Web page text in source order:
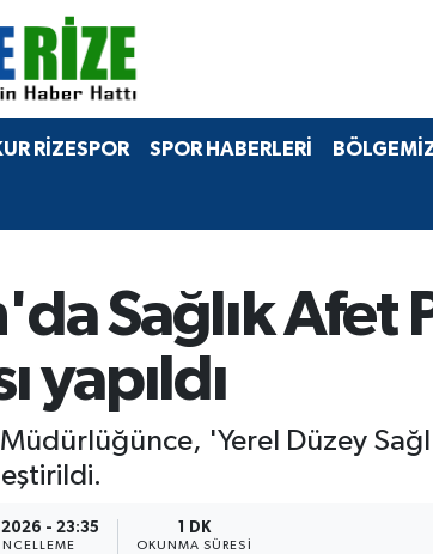
RİZESPOR SPOR HABERLERİ
Sağlık Afet
yapıldı
'Yerel Düzey
- 23:35 1 DK
OKUNMA SÜRESI